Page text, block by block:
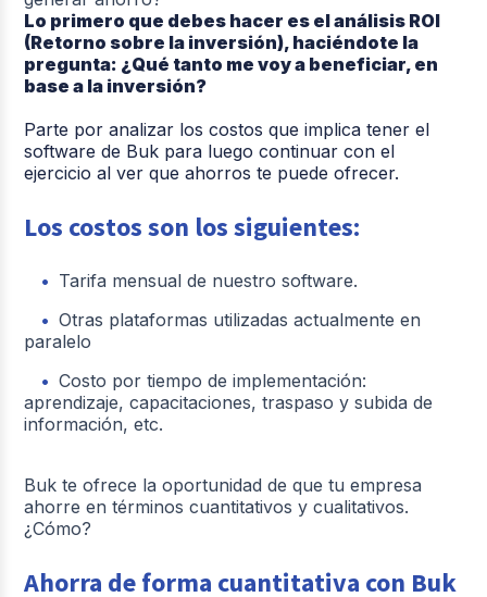
Lo primero que debes hacer es el análisis ROI
(Retorno sobre la inversión), haciéndote la
pregunta: ¿Qué tanto me voy a beneficiar, en
base a la inversión?
Parte por analizar los costos que implica tener el
software de Buk para luego continuar con el
ejercicio al ver que ahorros te puede ofrecer.
Los costos son los siguientes:
Tarifa mensual de nuestro software.
Otras plataformas utilizadas actualmente en
paralelo
Costo por tiempo de implementación:
aprendizaje, capacitaciones, traspaso y subida de
información, etc.
Buk te ofrece la oportunidad de que tu empresa
ahorre en términos cuantitativos y cualitativos.
¿Cómo?
Ahorra de forma cuantitativa con Buk